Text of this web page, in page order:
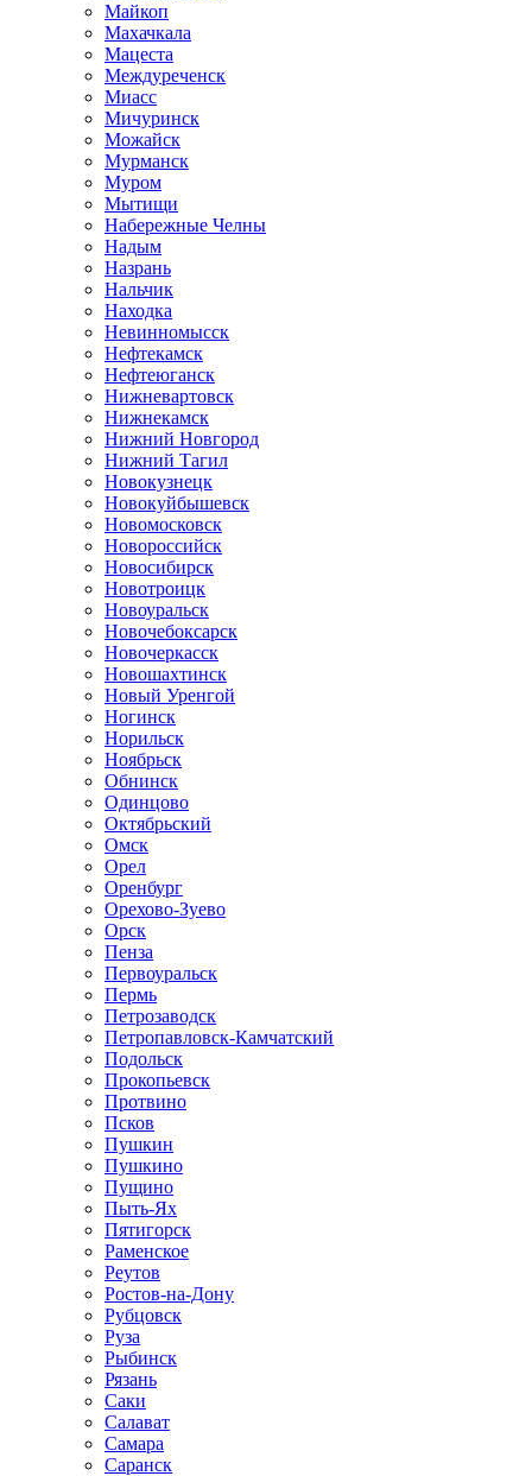
Майкоп
Махачкала
Мацеста
Междуреченск
Миасс
Мичуринск
Можайск
Мурманск
Муром
Мытищи
Набережные Челны
Надым
Назрань
Нальчик
Находка
Невинномысск
Нефтекамск
Нефтеюганск
Нижневартовск
Нижнекамск
Нижний Новгород
Нижний Тагил
Новокузнецк
Новокуйбышевск
Новомосковск
Новороссийск
Новосибирск
Новотроицк
Новоуральск
Новочебоксарск
Новочеркасск
Новошахтинск
Новый Уренгой
Ногинск
Норильск
Ноябрьск
Обнинск
Одинцово
Октябрьский
Омск
Орел
Оренбург
Орехово-Зуево
Орск
Пенза
Первоуральск
Пермь
Петрозаводск
Петропавловск-Камчатский
Подольск
Прокопьевск
Протвино
Псков
Пушкин
Пушкино
Пущино
Пыть-Ях
Пятигорск
Раменское
Реутов
Ростов-на-Дону
Рубцовск
Руза
Рыбинск
Рязань
Саки
Салават
Самара
Саранск